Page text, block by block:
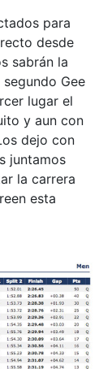
para
desde
sabrán la
Gee
lugar el
y aun con
dejo con
juntamos
la carrera
esta